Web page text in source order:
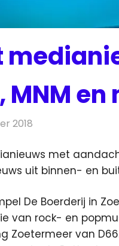
MNM en
2018
met aandacht
uit binnen- en
De Boerderij in
van rock- en
Zoetermeer van